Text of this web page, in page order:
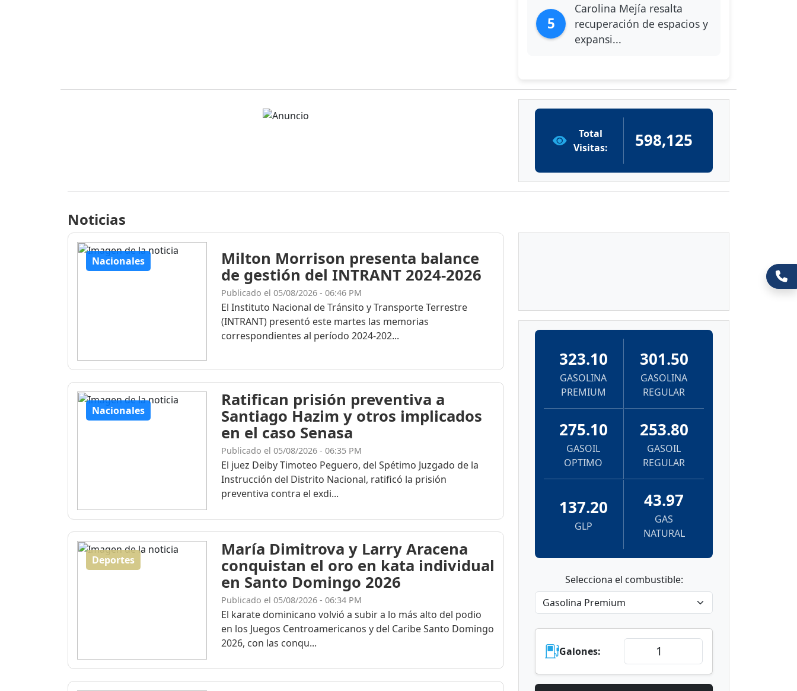
5
Carolina Mejía resalta
recuperación de espacios y
expansi...
Total
Visitas:
598,125
Noticias
Nacionales
Milton Morrison presenta balance
de gestión del INTRANT 2024-2026
Publicado el 05/08/2026 - 06:46 PM
El Instituto Nacional de Tránsito y Transporte Terrestre
(INTRANT) presentó este martes las memorias
correspondientes al período 2024-202...
Nacionales
Ratifican prisión preventiva a
Santiago Hazim y otros implicados
en el caso Senasa
Publicado el 05/08/2026 - 06:35 PM
El juez Deiby Timoteo Peguero, del Spétimo Juzgado de la
Instrucción del Distrito Nacional, ratificó la prisión
preventiva contra el exdi...
Deportes
María Dimitrova y Larry Aracena
conquistan el oro en kata individual
en Santo Domingo 2026
Publicado el 05/08/2026 - 06:34 PM
El karate dominicano volvió a subir a lo más alto del podio
en los Juegos Centroamericanos y del Caribe Santo Domingo
2026, con las conqu...
323.10
GASOLINA
PREMIUM
301.50
GASOLINA
REGULAR
275.10
GASOIL
OPTIMO
253.80
GASOIL
REGULAR
137.20
GLP
43.97
GAS
NATURAL
Selecciona el combustible:
Galones: